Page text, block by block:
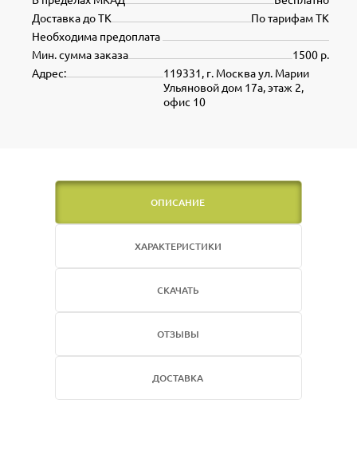
По тарифам ТК
Доставка до ТК
Необходима предоплата
1500 р.
Мин. сумма заказа
119331, г. Москва ул. Марии
Ульяновой дом 17а, этаж 2,
офис 10
Адрес:
ОПИСАНИЕ
ХАРАКТЕРИСТИКИ
СКАЧАТЬ
ОТЗЫВЫ
ДОСТАВКА